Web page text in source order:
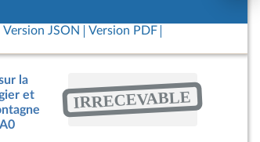
Version JSON
Version PDF
la
et
IRRECEVABLE